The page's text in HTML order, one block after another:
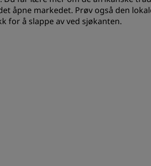
Søk etter flyvninger
åpne markedet. Prøv også den
for å slappe av ved sjøkanten.